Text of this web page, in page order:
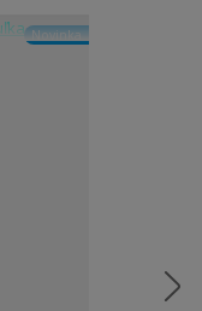
Novinka